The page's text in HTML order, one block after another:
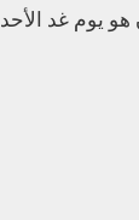
11 فبراير 2024 م.